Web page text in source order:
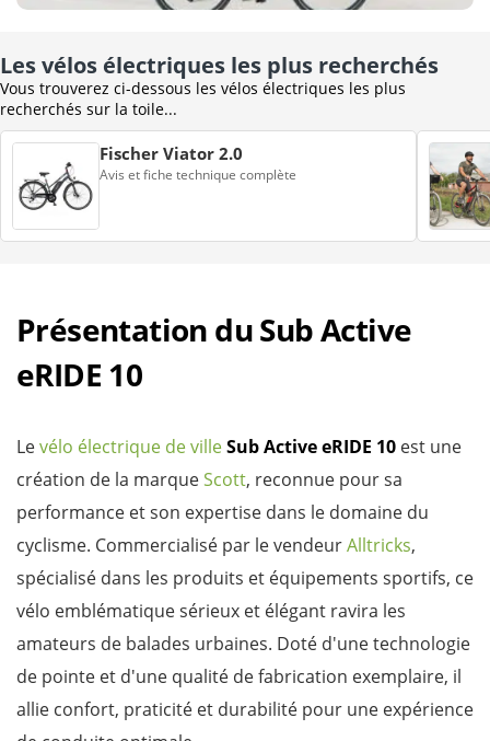
Les vélos électriques les plus recherchés
Vous trouverez ci-dessous les vélos électriques les plus
recherchés sur la toile...
Fischer Viator 2.0
Avis et fiche technique complète
Présentation du Sub Active
eRIDE 10
Levélo électrique de villeSub Active eRIDE 10 est une
création de la marqueScott, reconnue pour sa
performance et son expertise dans le domaine du
cyclisme. Commercialisé par le vendeurAlltricks,
spécialisé dans les produits et équipements sportifs, ce
vélo emblématique sérieux et élégant ravira les
amateurs de balades urbaines. Doté d'une technologie
de pointe et d'une qualité de fabrication exemplaire, il
allie confort, praticité et durabilité pour une expérience